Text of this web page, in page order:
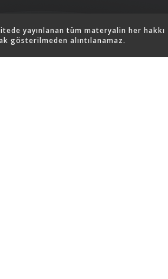
yayınlanan tüm materyalin her hakkı
gösterilmeden alıntılanamaz.